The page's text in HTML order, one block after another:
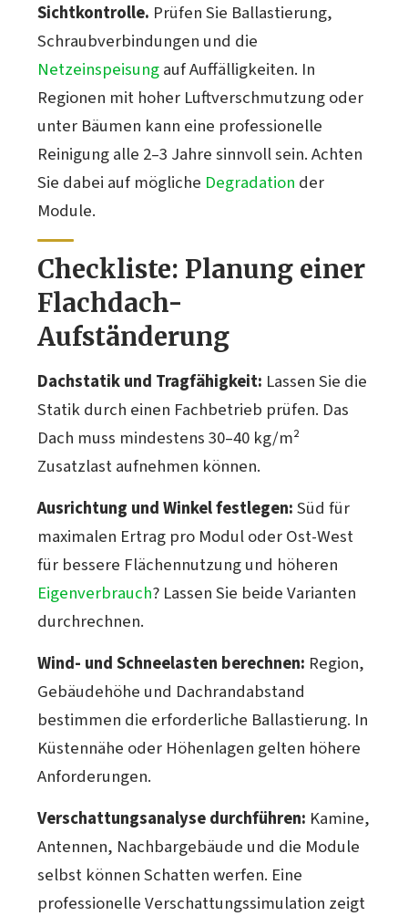
Sichtkontrolle. Prüfen Sie Ballastierung,
Schraubverbindungen und die
Netzeinspeisungauf Auffälligkeiten. In
Regionen mit hoher Luftverschmutzung oder
unter Bäumen kann eine professionelle
Reinigung alle 2–3 Jahre sinnvoll sein. Achten
Sie dabei auf mögliche Degradation der
Module.
Checkliste: Planung einer
Flachdach-
Aufständerung
Dachstatik und Tragfähigkeit: Lassen Sie die
Statik durch einen Fachbetrieb prüfen. Das
Dach muss mindestens 30–40 kg/m²
Zusatzlast aufnehmen können.
Ausrichtung und Winkel festlegen:Süd für
maximalen Ertrag pro Modul oder Ost-West
für bessere Flächennutzung und höheren
Eigenverbrauch? Lassen Sie beide Varianten
durchrechnen.
Wind- und Schneelasten berechnen: Region,
Gebäudehöhe und Dachrandabstand
bestimmen die erforderliche Ballastierung. In
Küstennähe oder Höhenlagen gelten höhere
Anforderungen.
Verschattungsanalyse durchführen: Kamine,
Antennen, Nachbargebäude und die Module
selbst können Schatten werfen. Eine
professionelle Verschattungssimulation zeigt